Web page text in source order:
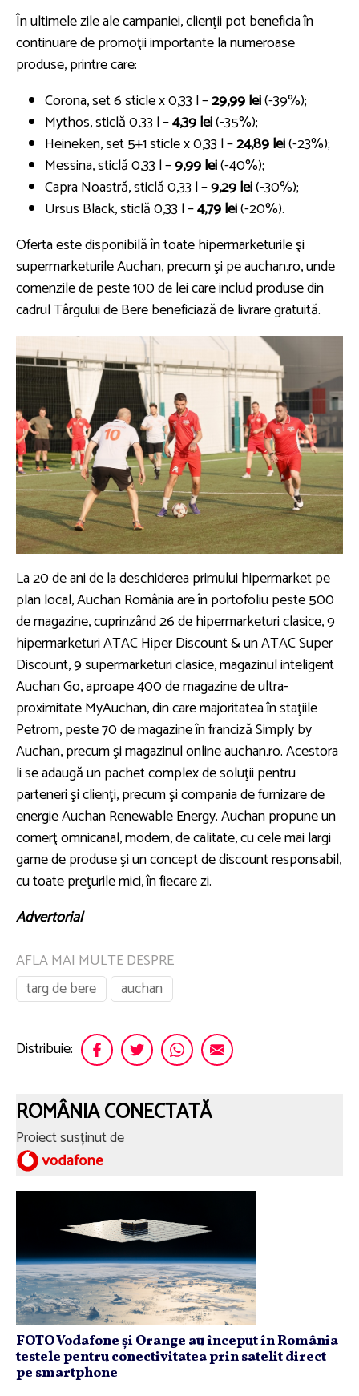
În ultimele zile ale campaniei, clienţii pot beneficia în
continuare de promoţii importante la numeroase
produse, printre care:
Corona, set 6 sticle x 0,33 l –29,99 lei(-39%);
Mythos, sticlă 0,33 l –4,39 lei(-35%);
Heineken, set 5+1 sticle x 0,33 l –24,89 lei(-23%);
Messina, sticlă 0,33 l –9,99 lei(-40%);
Capra Noastră, sticlă 0,33 l –9,29 lei(-30%);
Ursus Black, sticlă 0,33 l –4,79 lei(-20%).
Oferta este disponibilă în toate hipermarketurile şi
supermarketurile Auchan, precum şi pe auchan.ro, unde
comenzile de peste 100 de lei care includ produse din
cadrul Târgului de Bere beneficiază de livrare gratuită.
La 20 de ani de la deschiderea primului hipermarket pe
plan local, Auchan România are în portofoliu peste 500
de magazine, cuprinzând 26 de hipermarketuri clasice, 9
hipermarketuri ATAC Hiper Discount & un ATAC Super
Discount, 9 supermarketuri clasice, magazinul inteligent
Auchan Go, aproape 400 de magazine de ultra-
proximitate MyAuchan, din care majoritatea în staţiile
Petrom, peste 70 de magazine în franciză Simply by
Auchan, precum şi magazinul online auchan.ro. Acestora
li se adaugă un pachet complex de soluţii pentru
parteneri şi clienţi, precum şi compania de furnizare de
energie Auchan Renewable Energy. Auchan propune un
comerţ omnicanal, modern, de calitate, cu cele mai largi
game de produse şi un concept de discount responsabil,
cu toate preţurile mici, în fiecare zi.
Advertorial
AFLA MAI MULTE DESPRE
targ de bere
auchan
Distribuie:
ROMÂNIA CONECTATĂ
Proiect susținut de
FOTO Vodafone și Orange au început în România
testele pentru conectivitatea prin satelit direct
pe smartphone